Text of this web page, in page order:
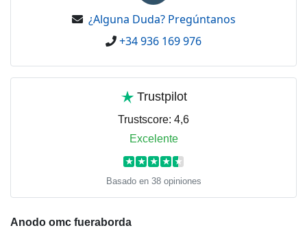
¿Alguna Duda? Pregúntanos
+34 936 169 976
Trustpilot
Trustscore: 4,6
Excelente
★ ★ ★ ★ ★
Basado en 38 opiniones
Anodo omc fueraborda